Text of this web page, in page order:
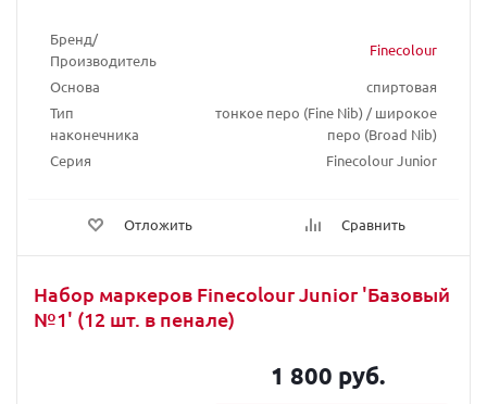
Бренд/
Производитель
Finecolour
Основа
спиртовая
Тип
наконечника
тонкое перо (Fine Nib) / широкое
перо (Broad Nib)
Серия
Finecolour Junior
Отложить Сравнить
Набор маркеров Finecolour Junior 'Базовый
№1' (12 шт. в пенале)
1 800 руб.